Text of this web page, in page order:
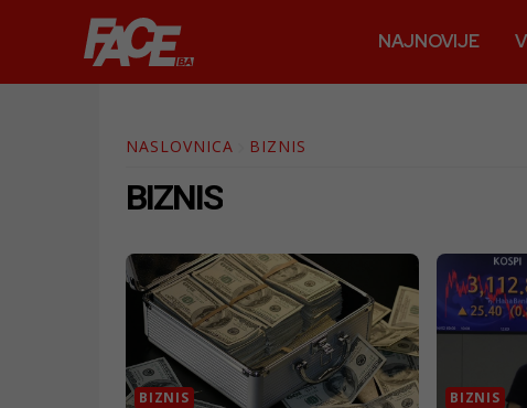
NAJNOVIJE
NASLOVNICA BIZNIS
BIZNIS
BIZNIS BIZNIS